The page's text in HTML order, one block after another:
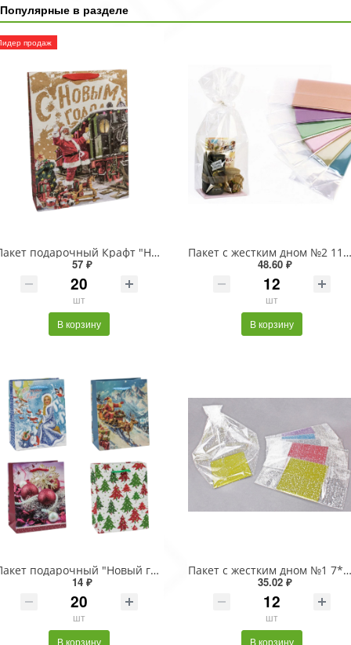
Популярные в разделе
продаж
Пакет подарочный Крафт "Новогодний" (микс) 33*45*11 150г 1/20 1/240
57 ₽
шт
В корзину
Пакет с жестким дном №2 11*17*54,5см
48.60 ₽
шт
В корзину
Пакет подарочный "Новый год" (микс 431) 12*15*6,7 128г 1/20 1/600
14 ₽
шт
В корзину
Пакет с жестким дном №1 7*11*40
35.02 ₽
шт
В корзину